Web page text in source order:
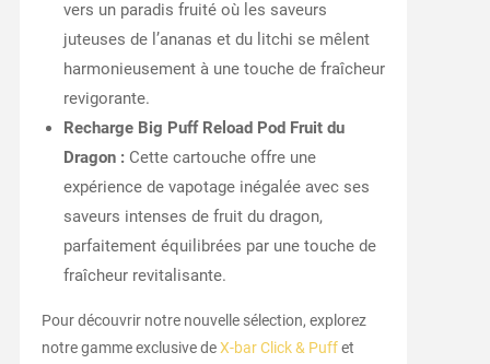
vers un paradis fruité où les saveurs
juteuses de l’ananas et du litchi se mêlent
harmonieusement à une touche de fraîcheur
revigorante.
Recharge Big Puff Reload Pod Fruit du
Dragon : Cette cartouche offre une
expérience de vapotage inégalée avec ses
saveurs intenses de fruit du dragon,
parfaitement équilibrées par une touche de
fraîcheur revitalisante.
Pour découvrir notre nouvelle sélection, explorez
notre gamme exclusive deX-bar Click & Puffet